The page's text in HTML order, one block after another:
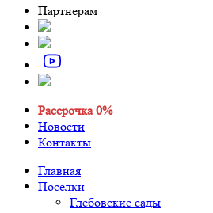
Партнерам
Рассрочка 0%
Новости
Контакты
Главная
Поселки
Глебовские сады